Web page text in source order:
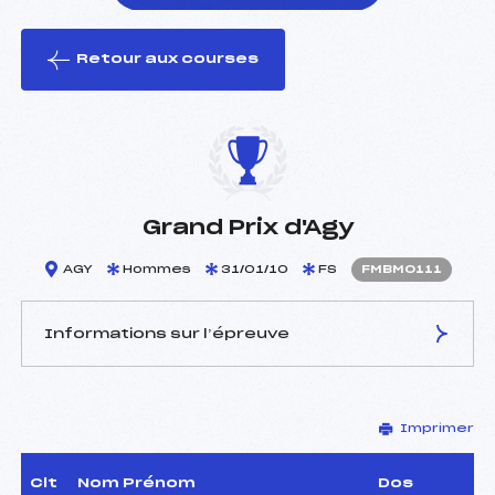
le ski
Retour aux courses
Grand Prix d'Agy
AGY Hommes 31/01/10 FS FMBM0111
Informations sur l’épreuve
CHAPPELLAZ FRANCK
(MB)
D.T Adjoint :
Imprimer
Clt Nom Prénom Dos